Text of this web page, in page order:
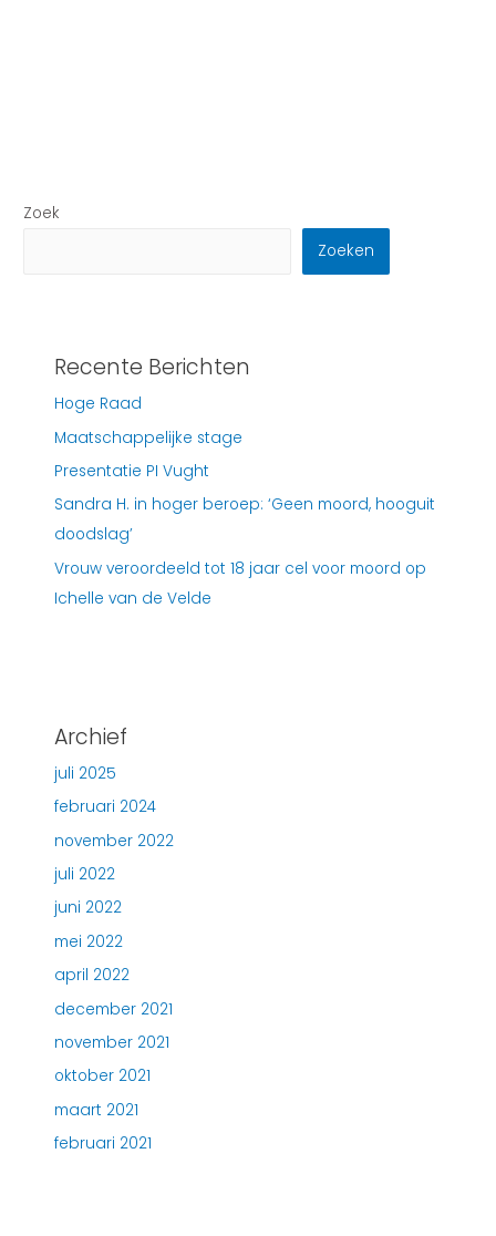
Zoek
Zoeken
Recente Berichten
Hoge Raad
Maatschappelijke stage
Presentatie PI Vught
Sandra H. in hoger beroep: ‘Geen moord, hooguit
doodslag’
Vrouw veroordeeld tot 18 jaar cel voor moord op
Ichelle van de Velde
Archief
juli 2025
februari 2024
november 2022
juli 2022
juni 2022
mei 2022
april 2022
december 2021
november 2021
oktober 2021
maart 2021
februari 2021